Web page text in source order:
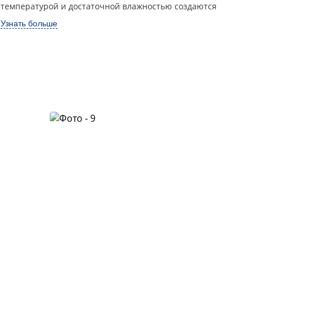
температурой и достаточной влажностью создаются
Узнать больше